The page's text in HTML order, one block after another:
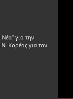
για την
Κορέας για τον